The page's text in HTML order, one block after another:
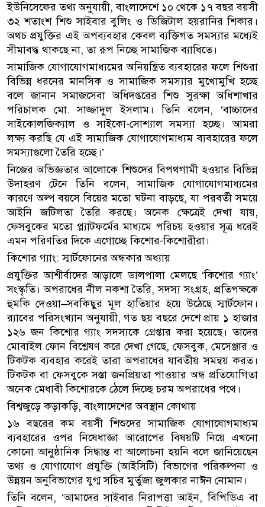
ইউনিসেফের তথ্য অনুযায়ী, বাংলাদেশে ১০ থেকে ১৭ বছর বয়সী
৩২ শতাংশ শিশু সাইবার বুলিং ও ডিজিটাল হয়রানির শিকার।
অথচ প্রযুক্তির এই অপব্যবহার কেবল ব্যক্তিগত সমস্যার মধ্যেই
সীমাবদ্ধ থাকছে না, তা রূপ নিচ্ছে সামাজিক ব্যাধিতে।
সামাজিক যোগাযোগমাধ্যমের অনিয়ন্ত্রিত ব্যবহারের ফলে শিশুরা
বিভিন্ন ধরনের মানসিক ও সামাজিক সমস্যার মুখোমুখি হচ্ছে
বলে জানান সমাজসেবা অধিদপ্তরের শিশু সুরক্ষা অধিশাখার
পরিচালক মো. সাজ্জাদুল ইসলাম। তিনি বলেন, ‘বাচ্চাদের
সাইকোলজিক্যাল ও সাইকো-সোশ্যাল সমস্যা হচ্ছে। আমরা
লক্ষ্য করছি যে এই সামাজিক যোগাযোগমাধ্যম ব্যবহারের ফলে
সমস্যাগুলো তৈরি হচ্ছে।’
নিজের অভিজ্ঞতার আলোকে শিশুদের বিপথগামী হওয়ার বিভিন্ন
উদাহরণ টেনে তিনি বলেন, সামাজিক যোগাযোগমাধ্যমের
কারণে অল্প বয়সে বিয়ের মতো ঘটনা বাড়ছে, যা পরবর্তী সময়ে
আইনি জটিলতা তৈরি করছে। অনেক ক্ষেত্রেই দেখা যায়,
ফেসবুকের মতো প্ল্যাটফর্মের মাধ্যমে পরিচয় হওয়ার সূত্র ধরেই
এমন পরিণতির দিকে এগোচ্ছে কিশোর-কিশোরীরা।
কিশোর গ্যাং: স্মার্টফোনের অন্ধকার অধ্যায়
প্রযুক্তির আশীর্বাদের আড়ালে ডালপালা মেলছে ‘কিশোর গ্যাং’
সংস্কৃতি। অপরাধের নীল নকশা তৈরি, সদস্য সংগ্রহ, প্রতিপক্ষকে
হুমকি দেওয়া–সবকিছুর মূল হাতিয়ার হয়ে উঠেছে স্মার্টফোন।
র‌্যাবের পরিসংখ্যান অনুযায়ী, গত ছয় বছরে দেশে প্রায় ১ হাজার
১২৬ জন কিশোর গ্যাং সদস্যকে গ্রেপ্তার করা হয়েছে। তাদের
মোবাইল ফোন বিশ্লেষণ করে দেখা গেছে, ফেসবুক, মেসেঞ্জার ও
টিকটক ব্যবহার করেই তারা অপরাধের যাবতীয় সমন্বয় করত।
টিকটক বা ফেসবুকে সস্তা জনপ্রিয়তা পাওয়ার অন্ধ প্রতিযোগিতা
অনেক মেধাবী কিশোরকে ঠেলে দিচ্ছে চরম অপরাধের পথে।
বিশ্বজুড়ে কড়াকড়ি, বাংলাদেশের অবস্থান কোথায়
১৬ বছরের কম বয়সী শিশুদের সামাজিক যোগাযোগমাধ্যম
ব্যবহারের ওপর নিষেধাজ্ঞা আরোপের বিষয়টি নিয়ে এখনো
কোনো আনুষ্ঠানিক সিদ্ধান্ত বা আলোচনা হয়নি বলে জানিয়েছেন
তথ্য ও যোগাযোগ প্রযুক্তি (আইসিটি) বিভাগের পরিকল্পনা ও
উন্নয়ন অনুবিভাগের যুগ্ম সচিব মুর্তুজা জুলকার নাঈন নোমান।
তিনি বলেন, ‘আমাদের সাইবার নিরাপত্তা আইন, বিপিডিএ বা